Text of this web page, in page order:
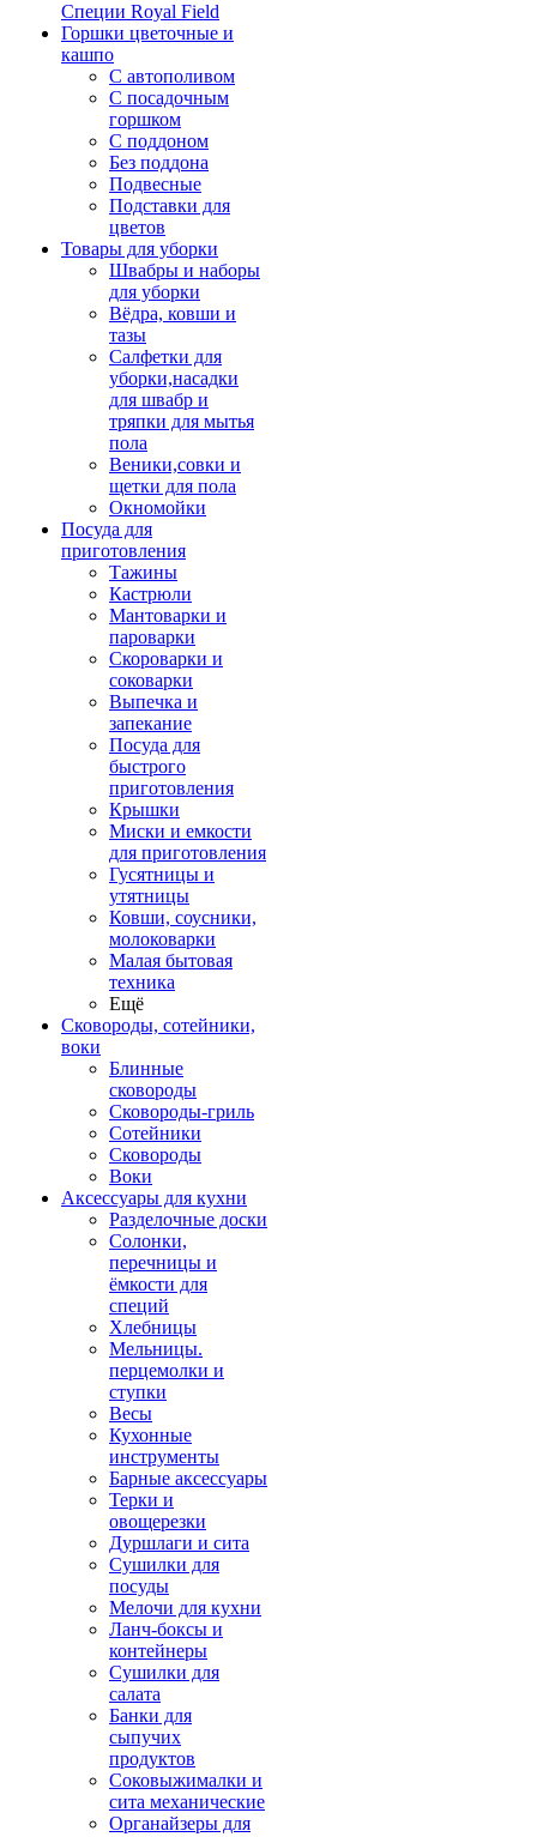
Специи Royal Field
Горшки цветочные и
кашпо
С автополивом
С посадочным
горшком
С поддоном
Без поддона
Подвесные
Подставки для
цветов
Товары для уборки
Швабры и наборы
для уборки
Вёдра, ковши и
тазы
Салфетки для
уборки,насадки
для швабр и
тряпки для мытья
пола
Веники,совки и
щетки для пола
Окномойки
Посуда для
приготовления
Тажины
Кастрюли
Мантоварки и
пароварки
Скороварки и
соковарки
Выпечка и
запекание
Посуда для
быстрого
приготовления
Крышки
Миски и емкости
для приготовления
Гусятницы и
утятницы
Ковши, соусники,
молоковарки
Малая бытовая
техника
Ещё
Сковороды, сотейники,
воки
Блинные
сковороды
Сковороды-гриль
Сотейники
Сковороды
Воки
Аксессуары для кухни
Разделочные доски
Солонки,
перечницы и
ёмкости для
специй
Хлебницы
Мельницы.
перцемолки и
ступки
Весы
Кухонные
инструменты
Барные аксессуары
Терки и
овощерезки
Дуршлаги и сита
Сушилки для
посуды
Мелочи для кухни
Ланч-боксы и
контейнеры
Сушилки для
салата
Банки для
сыпучих
продуктов
Соковыжималки и
сита механические
Органайзеры для